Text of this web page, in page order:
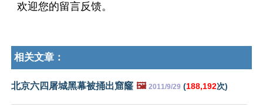
欢迎您的留言反馈。
相关文章：
北京六四屠城黑幕被捅出窟窿 🖼️ 2011/9/29 (188,192次)